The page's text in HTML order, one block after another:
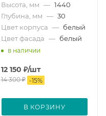
Высота, мм — 1440
Глубина, мм — 30
Цвет корпуса — белый
Цвет фасада — белый
в наличии
12 150 ₽/шт
14 300₽ -15%
В КОРЗИНУ